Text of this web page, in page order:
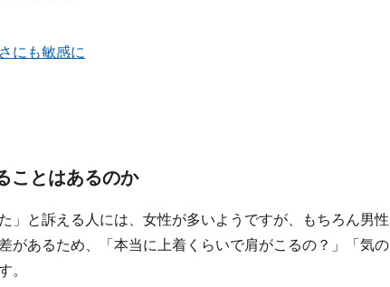
にも敏感に
ことはあるのか
」と訴える人には、女性が多いようですが、もちろん男性
があるため、「本当に上着くらいで肩がこるの？」「気の
。